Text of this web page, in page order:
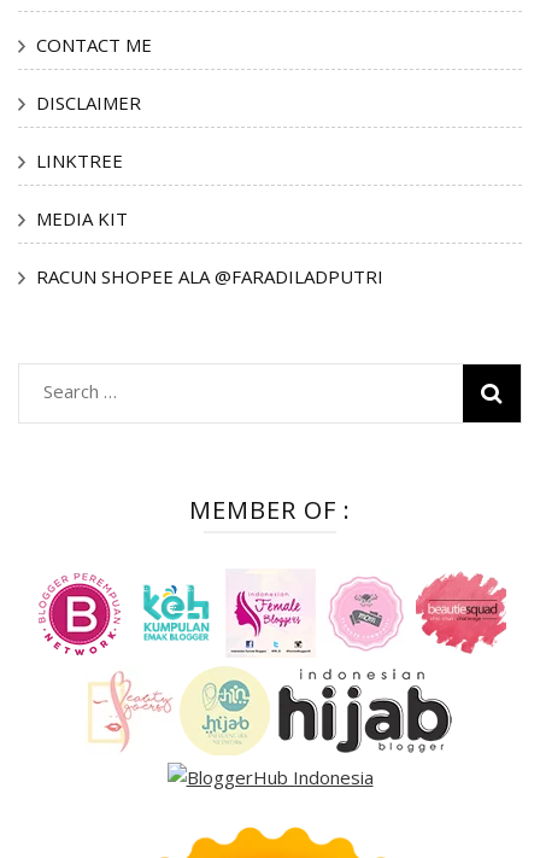
CONTACT ME
DISCLAIMER
LINKTREE
MEDIA KIT
RACUN SHOPEE ALA @FARADILADPUTRI
Search
for:
MEMBER OF :